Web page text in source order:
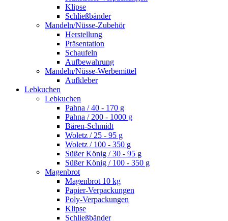
Klipse
Schließbänder
Mandeln/Nüsse-Zubehör
Herstellung
Präsentation
Schaufeln
Aufbewahrung
Mandeln/Nüsse-Werbemittel
Aufkleber
Lebkuchen
Lebkuchen
Pahna / 40 - 170 g
Pahna / 200 - 1000 g
Bären-Schmidt
Woletz / 25 - 95 g
Woletz / 100 - 350 g
Süßer König / 30 - 95 g
Süßer König / 100 - 350 g
Magenbrot
Magenbrot 10 kg
Papier-Verpackungen
Poly-Verpackungen
Klipse
Schließbänder